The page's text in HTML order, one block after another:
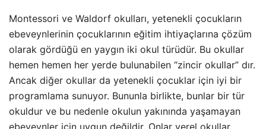
Montessori ve Waldorf okulları, yetenekli çocukların
ebeveynlerinin çocuklarının eğitim ihtiyaçlarına çözüm
olarak gördüğü en yaygın iki okul türüdür. Bu okullar
hemen hemen her yerde bulunabilen “zincir okullar” dır.
Ancak diğer okullar da yetenekli çocuklar için iyi bir
programlama sunuyor. Bununla birlikte, bunlar bir tür
okuldur ve bu nedenle okulun yakınında yaşamayan
ebeveynler için uygun değildir. Onlar yerel okullar.